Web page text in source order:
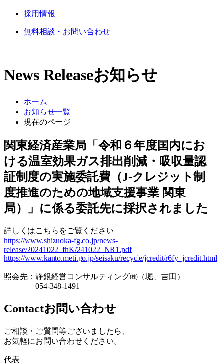
採用情報
無料相談・お問い合わせ
News Releaseお知らせ
ホーム
お知らせ一覧
現在のページ
関東経済産業局「令和６年度国内にお
ける温室効果ガス排出削減・吸収量認
証制度の実施委託費（J-クレジット制
度推進のための地域支援事業 関東
局）」に係る委託先に採択されました
詳しくはこちらをご覧ください
https://www.shizuoka-fg.co.jp/news-
release/20241022_fhK/241022_NR1.pdf
https://www.kanto.meti.go.jp/seisaku/recycle/jcredit/r6fy_jcredit.html
照会先：静銀経営コンサルティング㈱（堀、吉田）
054-348-1491
Contactお問い合わせ
ご相談・ご質問等ございましたら、
お気軽にお問い合わせください。
代表